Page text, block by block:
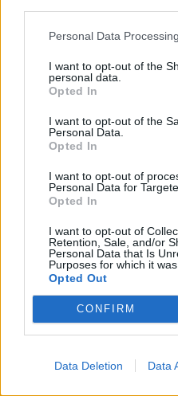
Personal Data
I want to opt-out of the
personal data.
Opted In
I want to opt-out of the
Personal Data.
Opted In
I want to opt-out of
Personal Data for
Opted In
I want to opt-out of
Retention, Sale, and/or
Personal Data that Is
Purposes for which it was
Opted Out
CONFIRM
Data Deletion Data
Email Copy
Σχετικά Άρθρα